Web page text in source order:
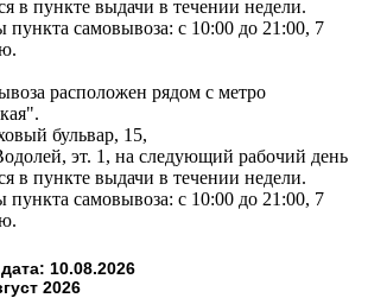
в пункте выдачи в течении недели.
пункта самовывоза: с 10:00 до 21:00, 7
расположен рядом с метро
бульвар, 15,
эт. 1, на следующий рабочий день
в пункте выдачи в течении недели.
пункта самовывоза: с 10:00 до 21:00, 7
10.08.2026
2026